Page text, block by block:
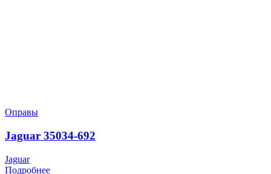
Оправы
Jaguar 35034-692
Jaguar
Подробнее